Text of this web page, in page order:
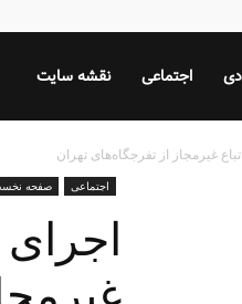
نقشه سایت اجتماعی
غیرمجاز از تفرجگاه‌های تهران
اجتماعی صفحه